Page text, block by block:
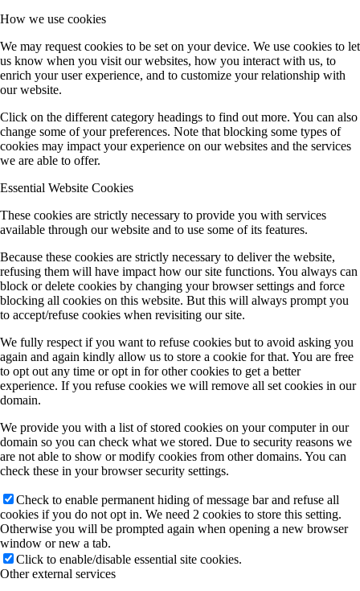
How we use cookies
We may request cookies to be set on your device. We use cookies to let
us know when you visit our websites, how you interact with us, to
enrich your user experience, and to customize your relationship with
our website.
Click on the different category headings to find out more. You can also
change some of your preferences. Note that blocking some types of
cookies may impact your experience on our websites and the services
we are able to offer.
Essential Website Cookies
These cookies are strictly necessary to provide you with services
available through our website and to use some of its features.
Because these cookies are strictly necessary to deliver the website,
refusing them will have impact how our site functions. You always can
block or delete cookies by changing your browser settings and force
blocking all cookies on this website. But this will always prompt you
to accept/refuse cookies when revisiting our site.
We fully respect if you want to refuse cookies but to avoid asking you
again and again kindly allow us to store a cookie for that. You are free
to opt out any time or opt in for other cookies to get a better
experience. If you refuse cookies we will remove all set cookies in our
domain.
We provide you with a list of stored cookies on your computer in our
domain so you can check what we stored. Due to security reasons we
are not able to show or modify cookies from other domains. You can
check these in your browser security settings.
Check to enable permanent hiding of message bar and refuse all
cookies if you do not opt in. We need 2 cookies to store this setting.
Otherwise you will be prompted again when opening a new browser
window or new a tab.
Click to enable/disable essential site cookies.
Other external services